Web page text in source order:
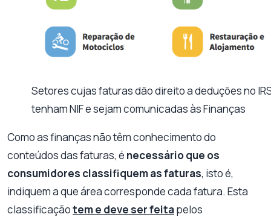
Setores cujas faturas dão direito a deduções no
tenham NIF e sejam comunicadas às Finanças
Como as finanças não têm conhecimento do
conteúdos das faturas, é necessário que os
consumidores classifiquem as faturas, isto é,
indiquem a que área corresponde cada fatura. Esta
classificaçãotem e deve ser feitapelos